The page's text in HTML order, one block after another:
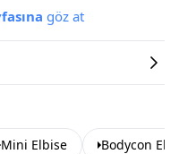
göz at
Mini Elbise Bodycon